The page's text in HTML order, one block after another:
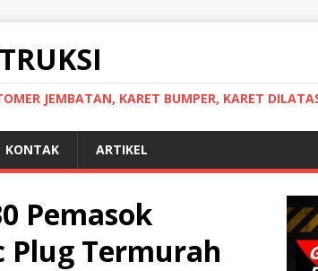
JEMBATAN, KARET BUMPER, KARET
KONTAK ARTIKEL
Pemasok
Plug Termurah